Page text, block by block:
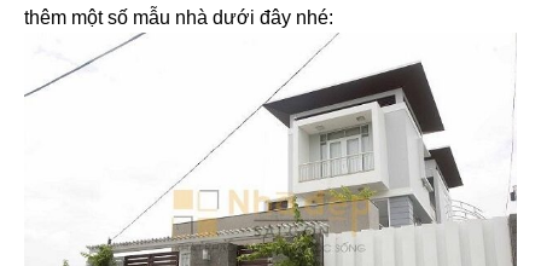
thêm một số mẫu nhà dưới đây nhé: